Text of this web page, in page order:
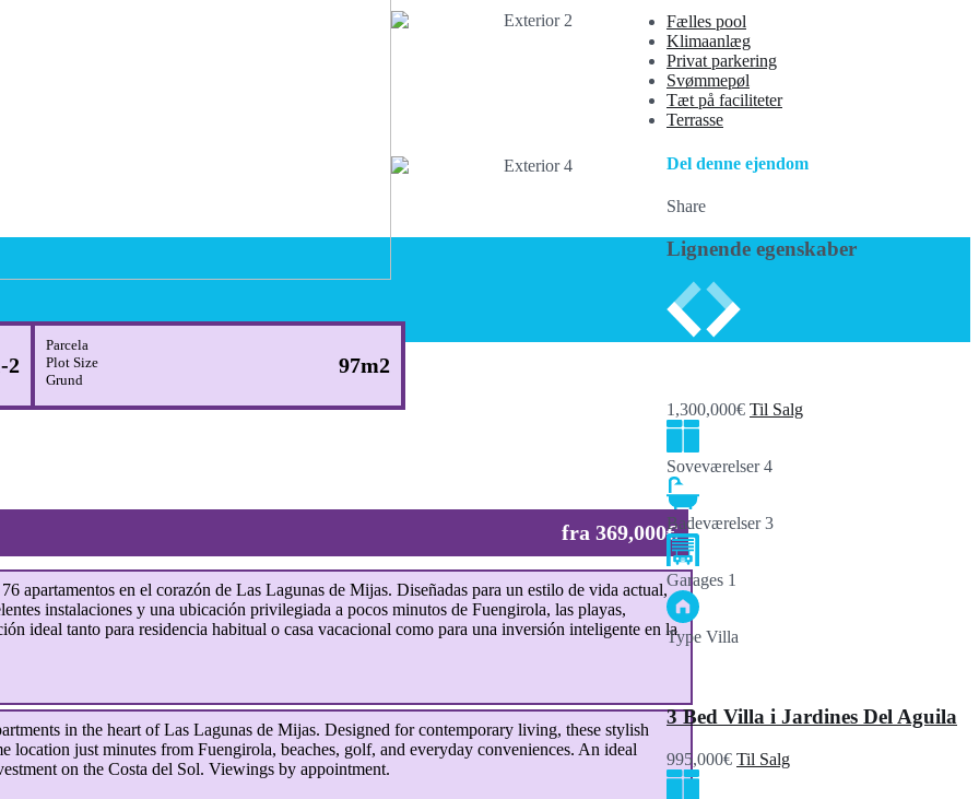
2
Parcela
Plot Size
Grund
97m2
fra 369,000€
apartamentos en el corazón de Las Lagunas de Mijas. Diseñadas para un estilo de vida actual,
instalaciones y una ubicación privilegiada a pocos minutos de Fuengirola, las playas,
ideal tanto para residencia habitual o casa vacacional como para una inversión inteligente en la
in the heart of Las Lagunas de Mijas. Designed for contemporary living, these stylish
location just minutes from Fuengirola, beaches, golf, and everyday conveniences. An ideal
on the Costa del Sol. Viewings by appointment.
Fælles pool
Klimaanlæg
Privat parkering
Svømmepøl
Tæt på faciliteter
Terrasse
Del denne ejendom
Share
Lignende egenskaber
1,300,000€ Til Salg
Soveværelser 4
Badeværelser 3
Garages 1
Type Villa
3 Bed Villa i Jardines Del Aguila
995,000€ Til Salg